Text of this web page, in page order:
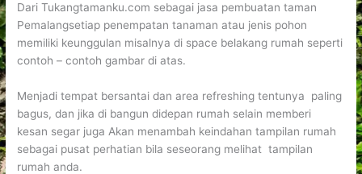
Dari Tukangtamanku.com sebagai jasa pembuatan taman
Pemalangsetiap penempatan tanaman atau jenis pohon
memiliki keunggulan misalnya di space belakang rumah seperti
contoh – contoh gambar di atas.
Menjadi tempat bersantai dan area refreshing tentunya paling
bagus, dan jika di bangun didepan rumah selain memberi
kesan segar juga Akan menambah keindahan tampilan rumah
sebagai pusat perhatian bila seseorang melihat tampilan
rumah anda.